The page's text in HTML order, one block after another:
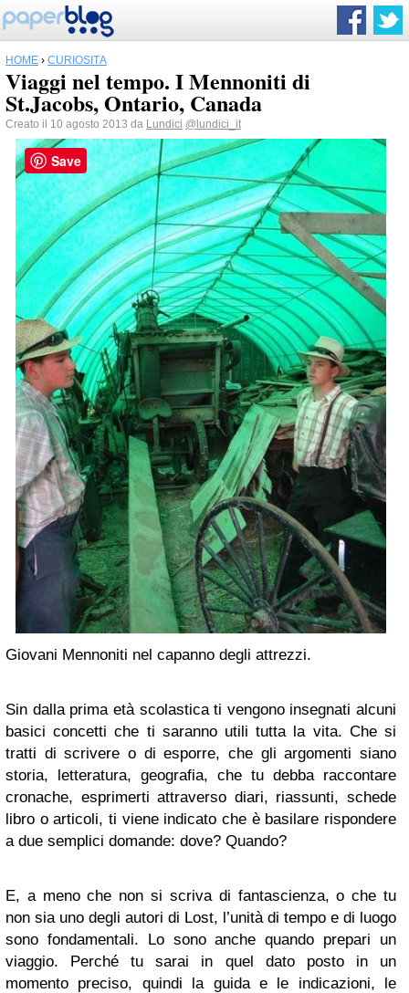
HOME › CURIOSITÀ
Viaggi nel tempo. I Mennoniti di
St.Jacobs, Ontario, Canada
Creato il 10 agosto 2013 da Lundici @lundici_it
Giovani Mennoniti nel capanno degli attrezzi.
Sin dalla prima età scolastica ti vengono insegnati alcuni
basici concetti che ti saranno utili tutta la vita. Che si
tratti di scrivere o di esporre, che gli argomenti siano
storia, letteratura, geografia, che tu debba raccontare
cronache, esprimerti attraverso diari, riassunti, schede
libro o articoli, ti viene indicato che è basilare rispondere
a due semplici domande: dove? Quando?
E, a meno che non si scriva di fantascienza, o che tu
non sia uno degli autori di Lost, l’unità di tempo e di luogo
sono fondamentali. Lo sono anche quando prepari un
viaggio. Perché tu sarai in quel dato posto in un
momento preciso, quindi la guida e le indicazioni, le
Save